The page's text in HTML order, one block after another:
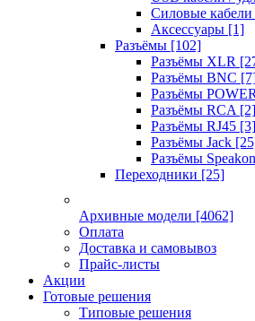
Силовые кабели
Аксессуары [1]
Разъёмы [102]
Разъёмы XLR
Разъёмы BNC
Разъёмы
Разъёмы RCA [2]
Разъёмы RJ45 [3]
Разъёмы Jack
Разъёмы Speakon
Переходники [25]
Архивные модели [4062]
Оплата
Доставка и самовывоз
Прайс-листы
Акции
Готовые решения
Типовые решения